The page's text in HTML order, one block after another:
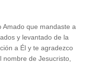
Amado que mandaste a
y levantado de la
a Él y te agradezco
de Jesucristo,